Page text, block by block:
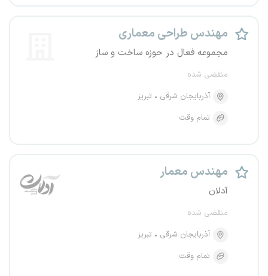
مهندس طراحی معماری
مجموعه فعال در حوزه ساخت و ساز
منقضی شده
آذربایجان شرقی
تبریز
تمام وقت
مهندس معمار
آدلان
منقضی شده
آذربایجان شرقی
تبریز
تمام وقت